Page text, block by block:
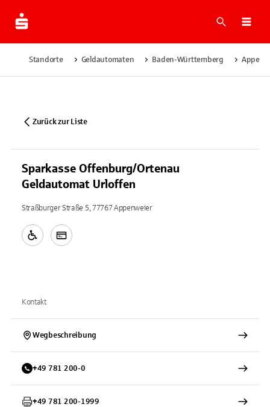
Suche
Standorte Geldautomaten Baden-Württemberg
Zurück zur Liste
Sparkasse Offenburg/Ortenau
Geldautomat Urloffen
Straßburger Straße 5, 77767 Appenweier
Kontakt
Wegbeschreibung
+49 781 200-0
+49 781 200-1999